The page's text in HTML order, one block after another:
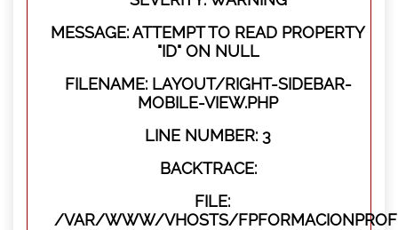
MESSAGE: ATTEMPT TO READ PROPERTY
"ID" ON NULL
FILENAME: LAYOUT/RIGHT-SIDEBAR-
MOBILE-VIEW.PHP
LINE NUMBER: 3
BACKTRACE:
FILE:
/VAR/WWW/VHOSTS/